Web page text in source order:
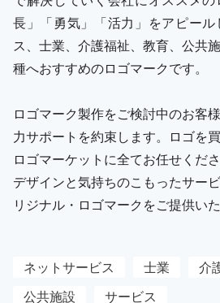
長」「勇気」「活力」をアピー
ス、士業、介護福祉、教育、公共
種へおすすめのロゴマークです。
ロゴマーク製作をご検討中のお客
力サポートを約束します。ロゴを
ロゴマーケットに全てお任せくだ
デザインと気持ちのこもったサー
リジナル・ロゴマークをご提供い
ネットサービス 士業 介
公共施設
サービス